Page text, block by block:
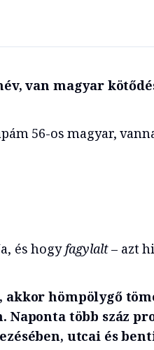
van magyar
56-os magyar,
és hogy fagylalt– azt
akkor hömpölygő
Naponta több száz
utcai és